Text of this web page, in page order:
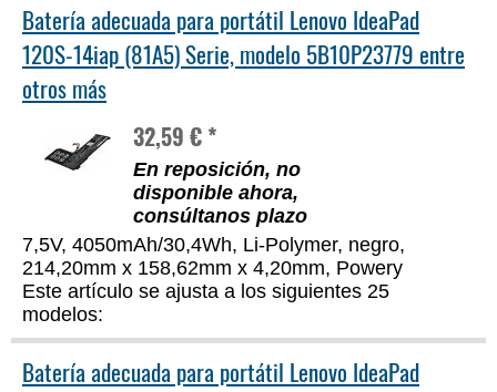
Batería adecuada para portátil Lenovo IdeaPad
120S-14iap (81A5) Serie, modelo 5B10P23779 entre
otros más
32,59 € *
En reposición, no
disponible ahora,
consúltanos plazo
7,5V, 4050mAh/30,4Wh, Li-Polymer, negro,
214,20mm x 158,62mm x 4,20mm, Powery
Este artículo se ajusta a los siguientes 25
modelos:
Batería adecuada para portátil Lenovo IdeaPad